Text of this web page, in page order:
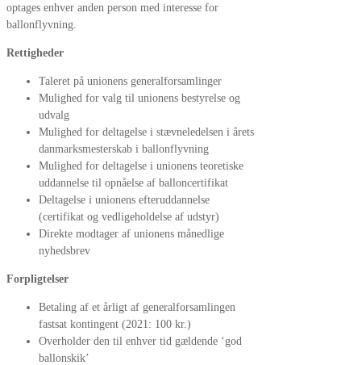
optages enhver anden person med interesse for
ballonflyvning.
Rettigheder
Taleret på unionens generalforsamlinger
Mulighed for valg til unionens bestyrelse og
udvalg
Mulighed for deltagelse i stævneledelsen i årets
danmarksmesterskab i ballonflyvning
Mulighed for deltagelse i unionens teoretiske
uddannelse til opnåelse af balloncertifikat
Deltagelse i unionens efteruddannelse
(certifikat og vedligeholdelse af udstyr)
Direkte modtager af unionens månedlige
nyhedsbrev
Forpligtelser
Betaling af et årligt af generalforsamlingen
fastsat kontingent (2021: 100 kr.)
Overholder den til enhver tid gældende ‘god
ballonskik’